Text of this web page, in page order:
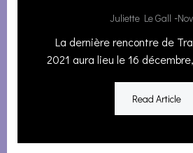
Juliette Le Gall -
La dernière rencontre de
2021 aura lieu le 16
Read Article